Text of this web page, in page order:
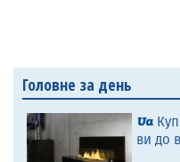
Головне за день
ви до